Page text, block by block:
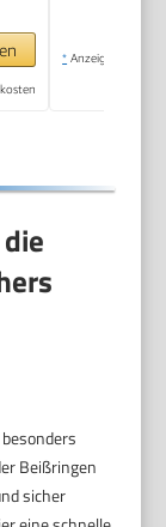
* Anzeige
Beißringen
sicher